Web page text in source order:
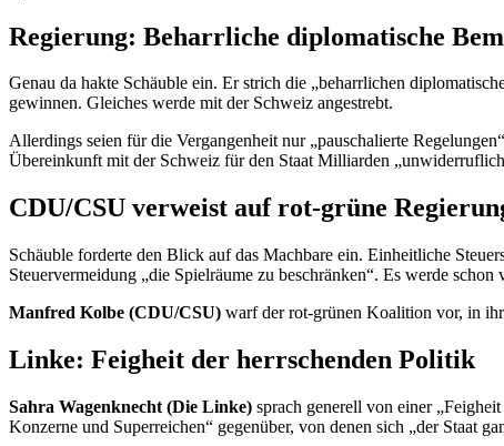
Regierung: Beharrliche diplomatische
Genau da hakte Schäuble ein. Er strich die „beharrlichen
gewinnen. Gleiches werde mit der Schweiz angestrebt.
Allerdings seien für die Vergangenheit nur „pauschalierte
Übereinkunft mit der Schweiz für den Staat Milliarden
CDU/CSU verweist auf rot-grüne
Schäuble forderte den Blick auf das Machbare ein. Einheitliche
Steuervermeidung „die Spielräume zu beschränken“. Es werde
Manfred Kolbe (CDU/CSU) warf der rot-grünen Koalition vor, in
Linke: Feigheit der herrschenden Politik
Sahra Wagenknecht (Die Linke) sprach generell von einer
Konzerne und Superreichen“ gegenüber, von denen sich „der Staat